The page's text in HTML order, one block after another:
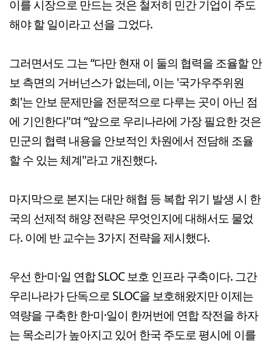
이를 시장으로 만드는 것은 철저히 민간 기업이 주도
해야 할 일이라고 선을 그었다.
그러면서도 그는 “다만 현재 이 둘의 협력을 조율할 안
보 측면의 거버넌스가 없는데, 이는 '국가우주위원
회'는 안보 문제만을 전문적으로 다루는 곳이 아닌 점
에 기인한다"며 “앞으로 우리나라에 가장 필요한 것은
민군의 협력 내용을 안보적인 차원에서 전담해 조율
할 수 있는 체계"라고 개진했다.
마지막으로 본지는 대만 해협 등 복합 위기 발생 시 한
국의 선제적 해양 전략은 무엇인지에 대해서도 물었
다. 이에 반 교수는 3가지 전략을 제시했다.
우선 한·미·일 연합 SLOC 보호 인프라 구축이다. 그간
우리나라가 단독으로 SLOC을 보호해왔지만 이제는
역량을 구축한 한·미·일이 한꺼번에 연합 작전을 하자
는 목소리가 높아지고 있어 한국 주도로 평시에 이를